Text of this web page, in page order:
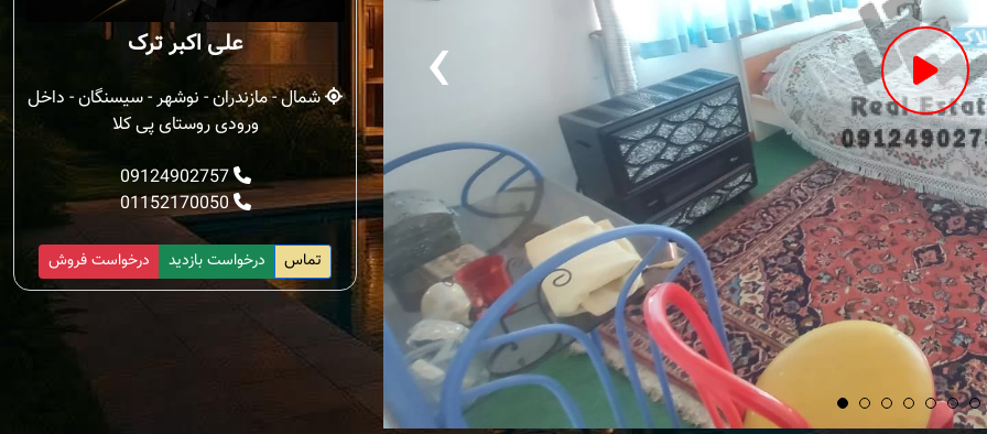
‹ علی اکبر ترک
شمال - مازندران - نوشهر - سیسنگان - داخل
ورودی روستای پی کلا
09124902757
01152170050
درخواست فروش درخواست بازدید تماس